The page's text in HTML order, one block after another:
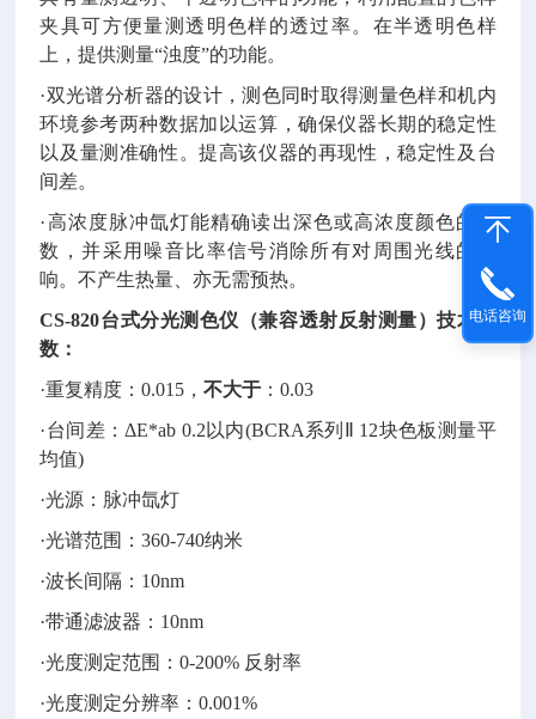
夹具可方便量测透明色样的透过率。在半透明色样
上，提供测量“浊度”的功能。
·双光谱分析器的设计，测色同时取得测量色样和机内
环境参考两种数据加以运算，确保仪器长期的稳定性
以及量测准确性。提高该仪器的再现性，稳定性及台
间差。
·高浓度脉冲氙灯能精确读出深色或高浓度颜色的读
数，并采用噪音比率信号消除所有对周围光线的影
响。不产生热量、亦无需预热。
CS-820台式分光测色仪（兼容透射反射测量）技术参
数：
·重复精度：0.015，不大于 ：0.03
·台间差：ΔE*ab 0.2以内(BCRA系列Ⅱ 12块色板测量平
均值)
·光源：脉冲氙灯
·光谱范围：360-740纳米
·波长间隔：10nm
·带通滤波器：10nm
·光度测定范围：0-200% 反射率
·光度测定分辨率：0.001%
电话咨询